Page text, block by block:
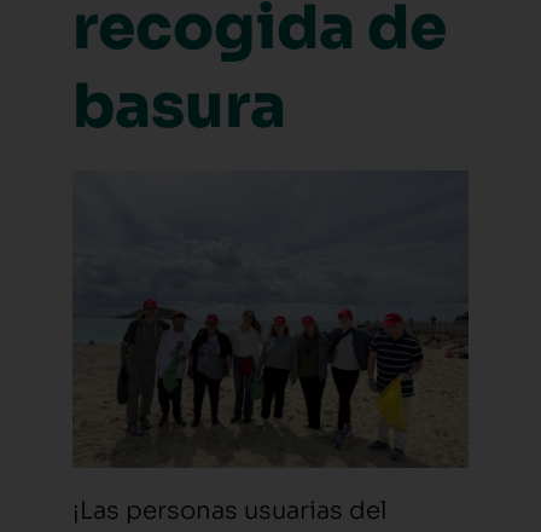
recogida de
basura
¡Las personas usuarias del